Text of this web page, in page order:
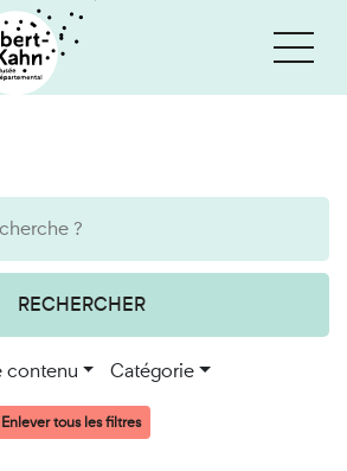
RECHERCHER
contenu Catégorie
Enlever tous les filtres
sur ce site